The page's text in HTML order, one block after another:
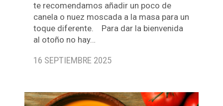
te recomendamos añadir un poco de
canela o nuez moscada a la masa para un
toque diferente. Para dar la bienvenida
al otoño no hay…
16 SEPTIEMBRE 2025